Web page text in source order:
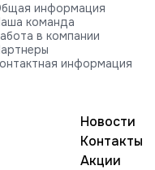
+2416
информация
команда
в компании
информация
Новости
Контакты
Акции